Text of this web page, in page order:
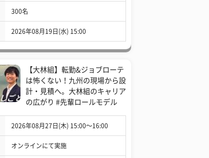
300名
2026年08月19日(水) 15:00
【大林組】転勤&ジョブローテ
は怖くない！九州の現場から設
計・見積へ。大林組のキャリア
の広がり #先輩ロールモデル
2026年08月27日(木) 15:00〜16:00
オンラインにて実施